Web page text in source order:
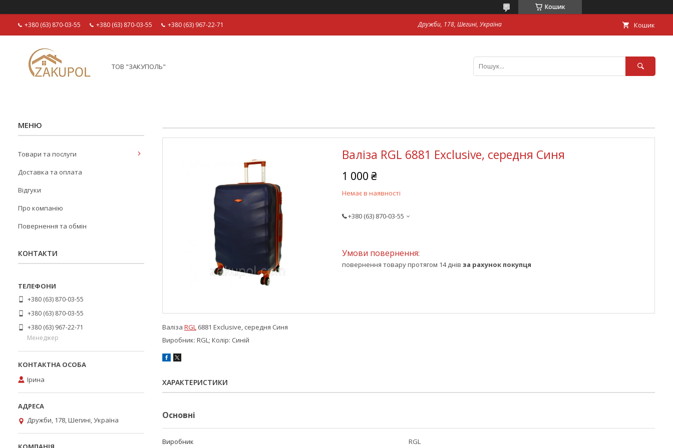
Кошик
+380 (63) 870-03-55 +380 (63) 870-03-55 +380 (63) 967-22-71 Дружби, 178, Шегині, Україна Кошик
ТОВ "ЗАКУПОЛЬ"
Валіза RGL 6881 Exclusive, середня Синя
1 000 ₴
Немає в наявності
+380 (63) 870-03-55
повернення товару протягом 14 днів за рахунок покупця
Валіза RGL 6881 Exclusive, середня Синя
Виробник: RGL; Колір: Синій
ХАРАКТЕРИСТИКИ
Основні
Виробник RGL
Товари та послуги
Доставка та оплата
Відгуки
Про компанію
Повернення та обмін
КОНТАКТИ
+380 (63) 870-03-55
+380 (63) 870-03-55
+380 (63) 967-22-71
Менеджер
Ірина
Дружби, 178, Шегині, Україна